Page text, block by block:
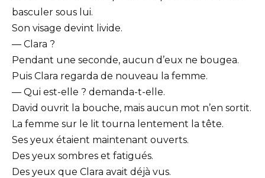
basculer sous lui.
Son visage devint livide.
— Clara ?
Pendant une seconde, aucun d’eux ne bougea.
Puis Clara regarda de nouveau la femme.
— Qui est-elle ? demanda-t-elle.
David ouvrit la bouche, mais aucun mot n’en sortit.
La femme sur le lit tourna lentement la tête.
Ses yeux étaient maintenant ouverts.
Des yeux sombres et fatigués.
Des yeux que Clara avait déjà vus.